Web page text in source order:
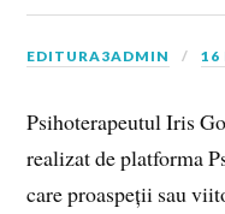
EDITURA3ADMIN 16
Psihoterapeutul Iris
realizat de platforma
care proaspeții sau